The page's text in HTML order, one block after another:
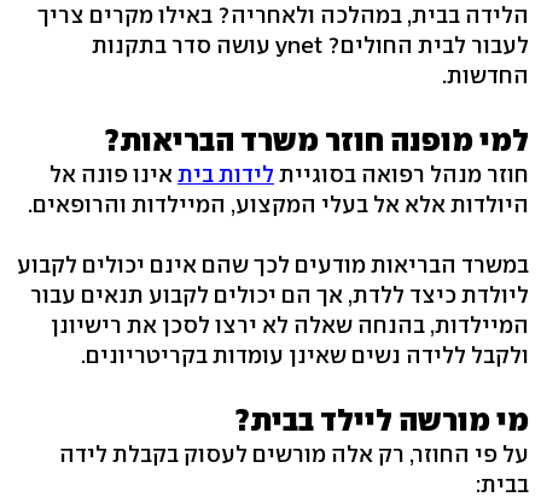
הלידה בבית, במהלכה ולאחריה? באילו מקרים צריך
לעבור לבית החולים? ynet עושה סדר בתקנות
החדשות.
למי מופנה חוזר משרד הבריאות?
חוזר מנהל רפואה בסוגיית לידות ביתאינו פונה אל
היולדות אלא אל בעלי המקצוע, המיילדות והרופאים.
במשרד הבריאות מודעים לכך שהם אינם יכולים לקבוע
ליולדת כיצד ללדת, אך הם יכולים לקבוע תנאים עבור
המיילדות, בהנחה שאלה לא ירצו לסכן את רישיונן
ולקבל ללידה נשים שאינן עומדות בקריטריונים.
מי מורשה ליילד בבית?
על פי החוזר, רק אלה מורשים לעסוק בקבלת לידה
בבית: